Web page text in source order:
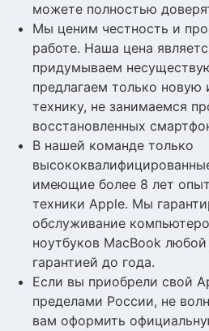
можете полностью
Мы ценим честность и
работе. Наша цена
придумываем
предлагаем только новую
технику, не занимаемся
восстановленных
В нашей команде только
имеющие более 8 лет
техники Apple. Мы
обслуживание
ноутбуков MacBook
гарантией до года.
Если вы приобрели свой
пределами России, не
вам оформить